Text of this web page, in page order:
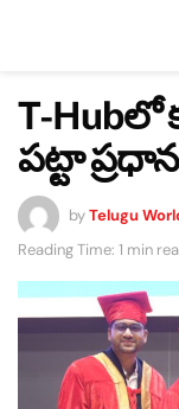
T-Hubలో
పట్టా
byTelugu
Reading Time: 1 min